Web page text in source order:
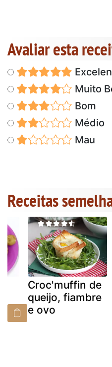
Avaliar esta
Muito
Bom
Médio
Mau
Receitas
Croc'muffin de
queijo, fiambre
e ovo